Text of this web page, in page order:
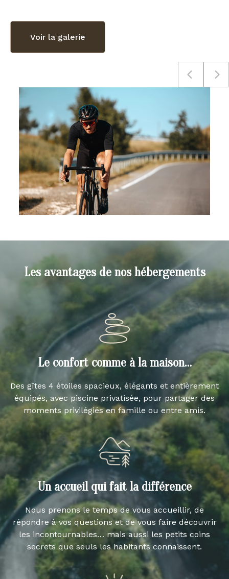
Voir la galerie
Les avantages de nos hébergements
Le confort comme à la maison…
Des gîtes 4 étoiles spacieux, élégants et entièrement
équipés, avec piscine privatisée, pour partager des
moments privilégiés en famille ou entre amis.
Un accueil qui fait la différence
Nous prenons le temps de vous accueillir, de
répondre à vos questions et de vous faire découvrir
les incontournables… mais aussi les petits coins
secrets que seuls les habitants connaissent.